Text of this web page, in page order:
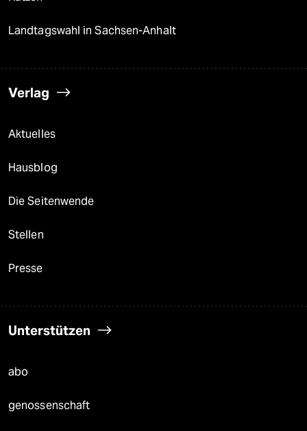
Landtagswahl in Sachsen-Anhalt
Verlag
Aktuelles
Hausblog
Die Seitenwende
Stellen
Presse
Unterstützen
abo
genossenschaft